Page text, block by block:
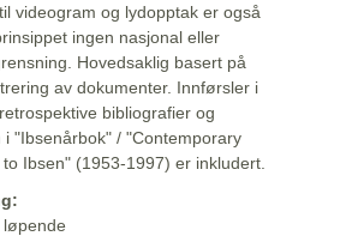
videogram og lydopptak er også
ingen nasjonal eller
Hovedsaklig basert på
av dokumenter. Innførsler i
bibliografier og
i "Ibsenårbok" / "Contemporary
Ibsen" (1953-1997) er inkludert.